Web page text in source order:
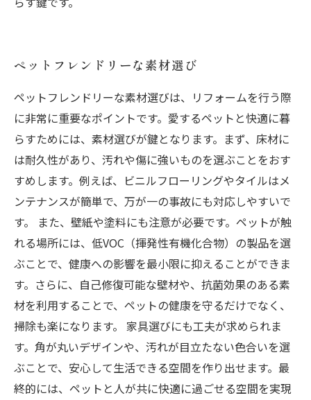
ペットフレンドリーな素材選び
ペットフレンドリーな素材選びは、リフォームを行う際
に非常に重要なポイントです。愛するペットと快適に暮
らすためには、素材選びが鍵となります。まず、床材に
は耐久性があり、汚れや傷に強いものを選ぶことをおす
すめします。例えば、ビニルフローリングやタイルはメ
ンテナンスが簡単で、万が一の事故にも対応しやすいで
す。 また、壁紙や塗料にも注意が必要です。ペットが触
れる場所には、低VOC（揮発性有機化合物）の製品を選
ぶことで、健康への影響を最小限に抑えることができま
す。さらに、自己修復可能な壁材や、抗菌効果のある素
材を利用することで、ペットの健康を守るだけでなく、
掃除も楽になります。 家具選びにも工夫が求められま
す。角が丸いデザインや、汚れが目立たない色合いを選
ぶことで、安心して生活できる空間を作り出せます。最
終的には、ペットと人が共に快適に過ごせる空間を実現